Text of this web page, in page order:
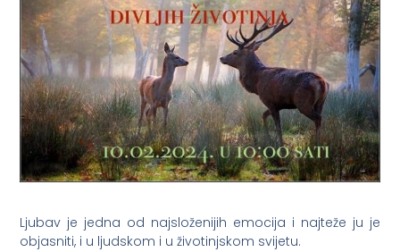
Ljubav je jedna od najsloženijih emocija i najteže ju je
objasniti, i u ljudskom i u životinjskom svijetu.